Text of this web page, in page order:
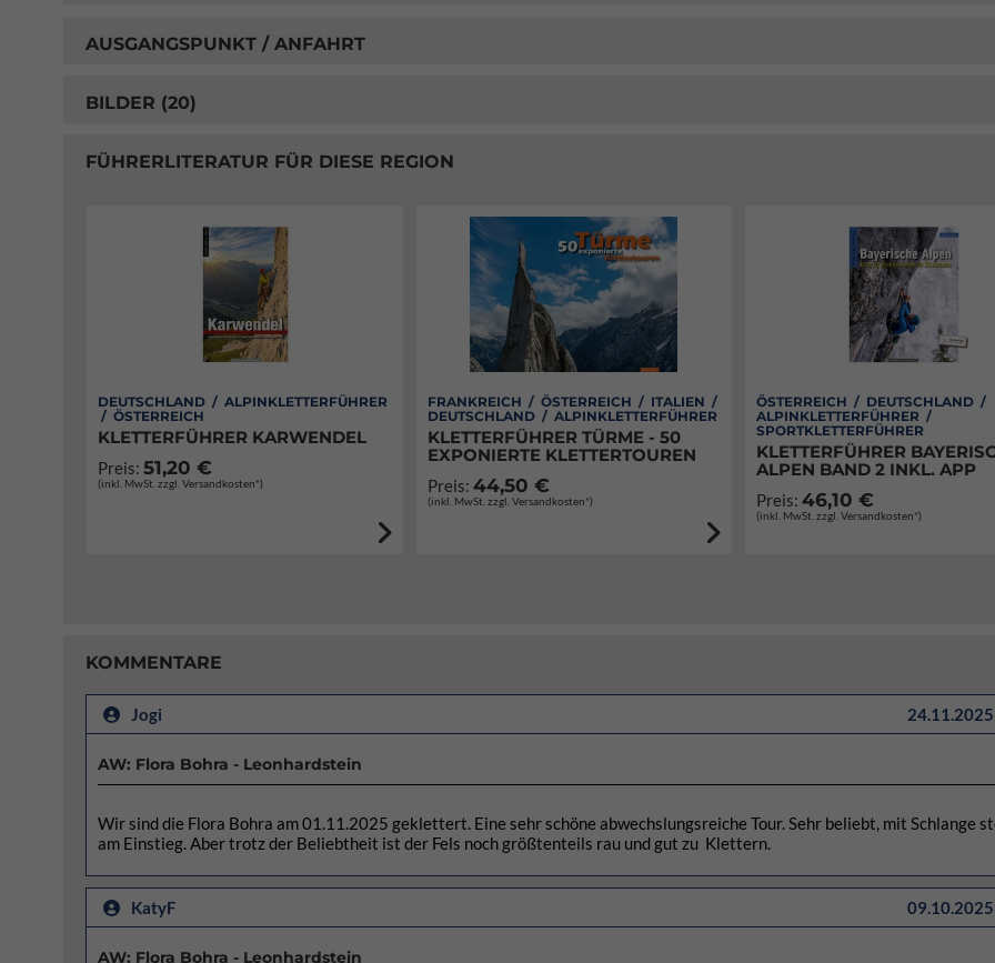
AUSGANGSPUNKT / ANFAHRT
BILDER (20)
FÜHRERLITERATUR FÜR DIESE REGION
DEUTSCHLAND / ALPINKLETTERFÜHRER
/ ÖSTERREICH
KLETTERFÜHRER KARWENDEL
Preis: 51,20 €
(inkl. MwSt. zzgl. Versandkosten*)
FRANKREICH / ÖSTERREICH / ITALIEN /
DEUTSCHLAND / ALPINKLETTERFÜHRER
KLETTERFÜHRER TÜRME - 50
EXPONIERTE KLETTERTOUREN
Preis: 44,50 €
(inkl. MwSt. zzgl. Versandkosten*)
ÖSTERREICH / DEUTSCHLAND /
ALPINKLETTERFÜHRER /
SPORTKLETTERFÜHRER
KLETTERFÜHRER
ALPEN BAND 2 INKL. APP
Preis:46,10 €
(inkl. MwSt. zzgl. Versandkosten*)
KOMMENTARE
Jogi
AW: Flora Bohra - Leonhardstein
Wir sind die Flora Bohra am 01.11.2025 geklettert. Eine sehr schöne abwechslungsreiche Tour. Sehr beliebt, mit Schlange
am Einstieg. Aber trotz der Beliebtheit ist der Fels noch größtenteils rau und gut zu Klettern.
KatyF
AW: Flora Bohra - Leonhardstein